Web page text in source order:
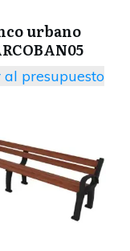
urbano
presupuesto